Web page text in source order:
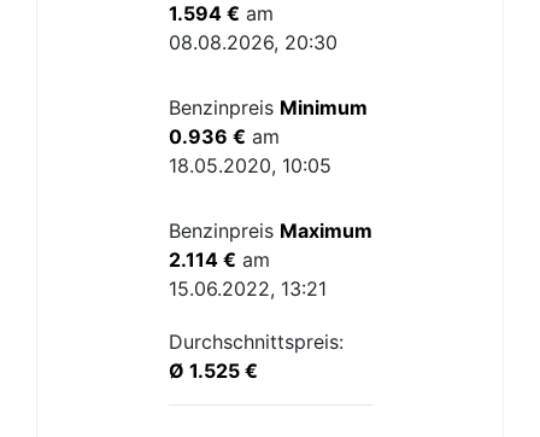
1.594 € am
08.08.2026, 20:30
Benzinpreis Minimum
0.936 € am
18.05.2020, 10:05
Benzinpreis Maximum
2.114 € am
15.06.2022, 13:21
Durchschnittspreis:
Ø 1.525 €